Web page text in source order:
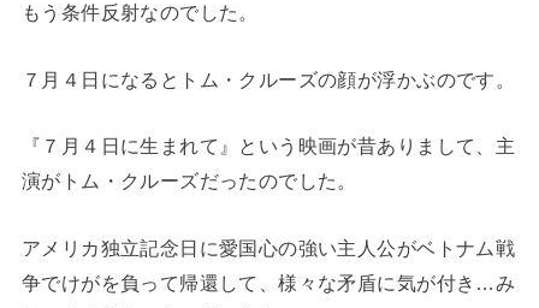
もう条件反射なのでした。
７月４日になるとトム・クルーズの顔が浮かぶのです。
『７月４日に生まれて』という映画が昔ありまして、主
演がトム・クルーズだったのでした。
アメリカ独立記念日に愛国心の強い主人公がベトナム戦
争でけがを負って帰還して、様々な矛盾に気が付き…み